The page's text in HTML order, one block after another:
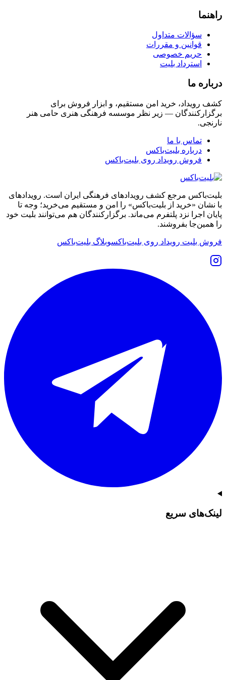
راهنما
سؤالات متداول
قوانین و مقررات
حریم خصوصی
استرداد بلیت
درباره ما
کشف رویداد، خرید امن مستقیم، و ابزار فروش برای
برگزارکنندگان — زیر نظر موسسه فرهنگی هنری حامی هنر
نارنجی.
تماس با ما
درباره بلیت‌باکس
فروش رویداد روی بلیت‌باکس
بلیت‌باکس مرجع کشف رویدادهای فرهنگی ایران است. رویدادهای
با نشان «خرید از بلیت‌باکس» را امن و مستقیم می‌خرید؛ وجه تا
پایان اجرا نزد پلتفرم می‌ماند. برگزارکنندگان هم می‌توانند بلیت خود
را همین‌جا بفروشند.
فروش بلیت رویداد روی بلیت‌باکسوبلاگ بلیت‌باکس
لینک‌های سریع